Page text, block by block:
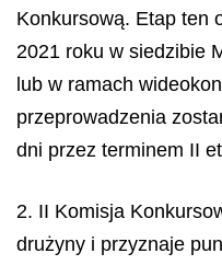
Konkursową. Etap ten
2021 roku w siedzibie
lub w ramach
przeprowadzenia
dni przez terminem II
2. II Komisja
drużyny i przyznaje